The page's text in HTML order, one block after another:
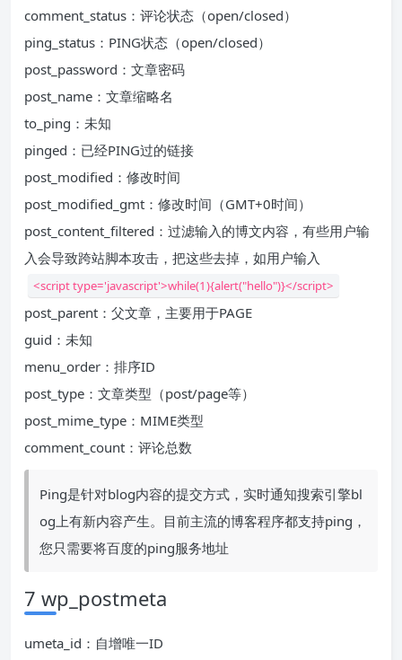
comment_status：评论状态（open/closed）
ping_status：PING状态（open/closed）
post_password：文章密码
post_name：文章缩略名
to_ping：未知
pinged：已经PING过的链接
post_modified：修改时间
post_modified_gmt：修改时间（GMT+0时间）
post_content_filtered：过滤输入的博文内容，有些用户输
入会导致跨站脚本攻击，把这些去掉，如用户输入
<script type='javascript'>while(1){alert("hello")}</script>
post_parent：父文章，主要用于PAGE
guid：未知
menu_order：排序ID
post_type：文章类型（post/page等）
post_mime_type：MIME类型
comment_count：评论总数
Ping是针对blog内容的提交方式，实时通知搜索引擎bl
og上有新内容产生。目前主流的博客程序都支持ping，
您只需要将百度的ping服务地址
7 wp_postmeta
umeta_id：自增唯一ID